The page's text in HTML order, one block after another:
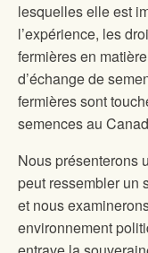
lesquelles elle est
l’expérience, les
fermières en
d’échange de
fermières sont
semences au
Nous présenterons
peut ressembler un
et nous
environnement